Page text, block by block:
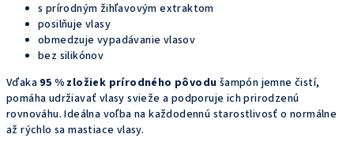
s prírodným žihľavovým extraktom
posilňuje vlasy
obmedzuje vypadávanie vlasov
bez silikónov
Vďaka 95 % zložiek prírodného pôvodu šampón jemne čistí,
pomáha udržiavať vlasy svieže a podporuje ich prirodzenú
rovnováhu. Ideálna voľba na každodennú starostlivosť o normálne
až rýchlo sa mastiace vlasy.